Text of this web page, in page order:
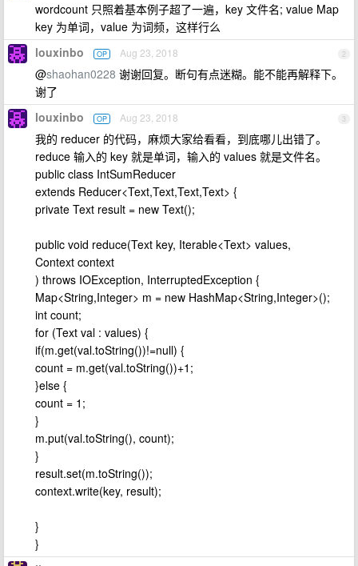
wordcount 只照着基本例子超了一遍，key 文件名; value Map
key 为单词，value 为词频，这样行么
2
louxinbo OP Aug 23, 2018
@shaohan0228 谢谢回复。断句有点迷糊。能不能再解释下。
谢了
3
louxinbo OP Aug 23, 2018
我的 reducer 的代码，麻烦大家给看看，到底哪儿出错了。
reduce 输入的 key 就是单词，输入的 values 就是文件名。
public class IntSumReducer
extends Reducer<Text,Text,Text,Text> {
private Text result = new Text();
public void reduce(Text key, Iterable<Text> values,
Context context
) throws IOException, InterruptedException {
Map<String,Integer> m = new HashMap<String,Integer>();
int count;
for (Text val : values) {
if(m.get(val.toString())!=null) {
count = m.get(val.toString())+1;
}else {
count = 1;
}
m.put(val.toString(), count);
}
result.set(m.toString());
context.write(key, result);
}
}